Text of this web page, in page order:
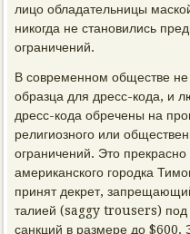
лицо обладательницы
никогда не становились
ограничений.
В современном обществе не
образца для дресс-кода, и
дресс-кода обречены на
религиозного или
ограничений. Это
американского городка
принят декрет,
талией (saggy trousers)
санкций в размере до $600.